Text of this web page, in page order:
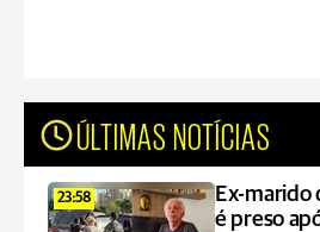
ÚLTIMAS NOTÍCIAS
23:58
Ex-marido
é preso